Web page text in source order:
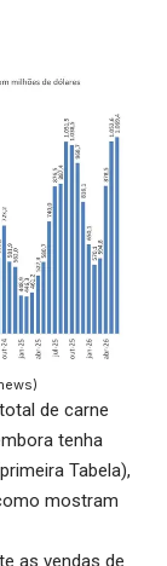
de carne
tenha
Tabela),
mostram
as vendas de